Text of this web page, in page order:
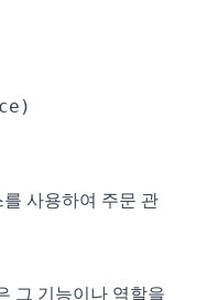
사용하여 주문 관
그 기능이나 역할을